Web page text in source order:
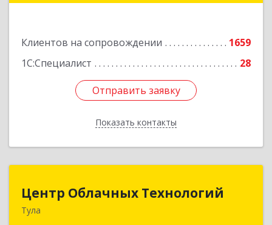
Клиентов на сопровождении
1659
1С:Специалист
28
Отправить заявку
Показать контакты
Отправить заявку
Назад
Центр Облачных Технологий
Тула
Центр Облачных Технологий
300000, Тульская обл, г.о. город Тула, Тула г,